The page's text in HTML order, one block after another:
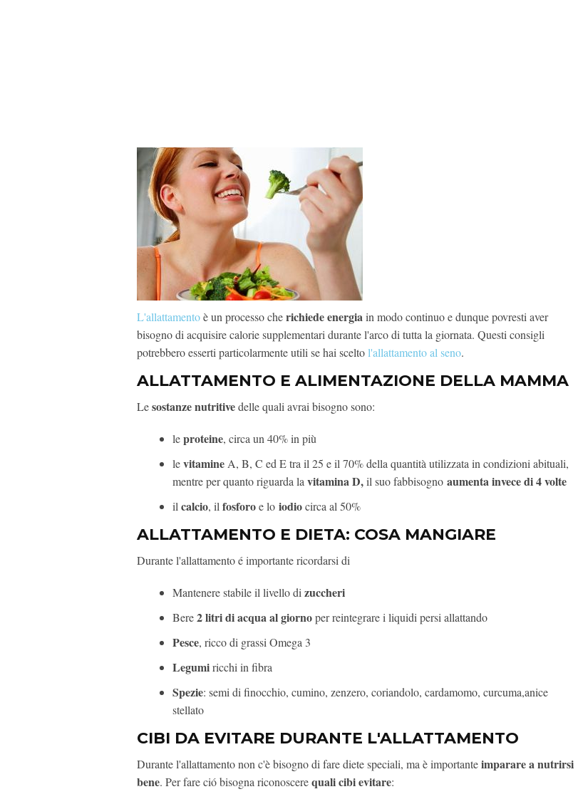
L'allattamentoè un processo cherichiede energiain modo continuo e dunque povresti aver
bisogno di acquisire calorie supplementari durante l'arco di tutta la giornata. Questi consigli
potrebbero esserti particolarmente utili se hai sceltol'allattamento al seno.
ALLATTAMENTO E ALIMENTAZIONE DELLA MAMMA
Lesostanze nutritivedelle quali avrai bisogno sono:
leproteine, circa un 40% in più
levitamine A, B, C ed E tra il 25 e il 70% della quantità utilizzata in condizioni abituali,
mentre per quanto riguarda la vitamina D,il suo fabbisogno aumenta invece di 4 volte
il calcio, il fosforoe lo iodiocirca al 50%
ALLATTAMENTO E DIETA: COSA MANGIARE
Durante l'allattamento é importante ricordarsi di
Mantenere stabile il livello di zuccheri
Bere2 litri di acqua al giornoper reintegrare i liquidi persi allattando
Pesce, ricco di grassi Omega 3
Legumiricchi in fibra
Spezie: semi di finocchio, cumino, zenzero, coriandolo, cardamomo, curcuma,anice
stellato
CIBI DA EVITARE DURANTE L'ALLATTAMENTO
Durante l'allattamento non c'è bisogno di fare diete speciali, ma è importanteimparare a nutrirsi
bene. Per fare ció bisogna riconoscerequali cibi evitare: